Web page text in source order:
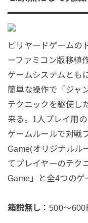
ビリヤードゲームの
ーファミコン版移植
ゲームシステムとも
簡単な操作で「ジャ
テクニックを駆使し
来る。1人プレイ用
ゲームルールで対戦
Game(オリジナルル
てプレイヤーのテク
Game」と全4つのゲ
箱説無し ：500～